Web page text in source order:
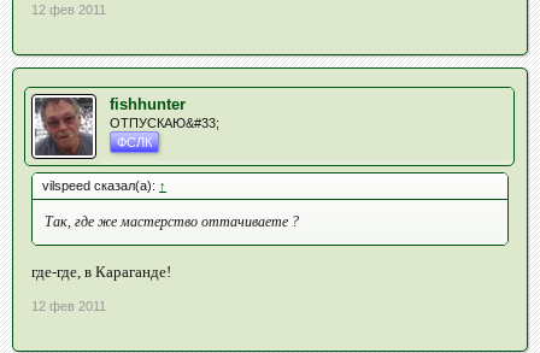
12 фев 2011
fishhunter
ОТПУСКАЮ&#33;
ФСЛК
vilspeed сказал(а): ↑
Так, где же мастерство оттачиваете ?
где-где, в Караганде!
12 фев 2011